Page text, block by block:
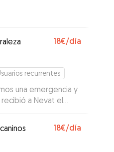
18€/día
recurrentes
una emergencia y
a Nevat el
no, dos días
y Laura con sus
y sabe lo que es
18€/día